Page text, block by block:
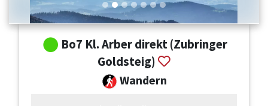
Bo7 Kl. Arber direkt (Zubringer
Goldsteig)
Wandern